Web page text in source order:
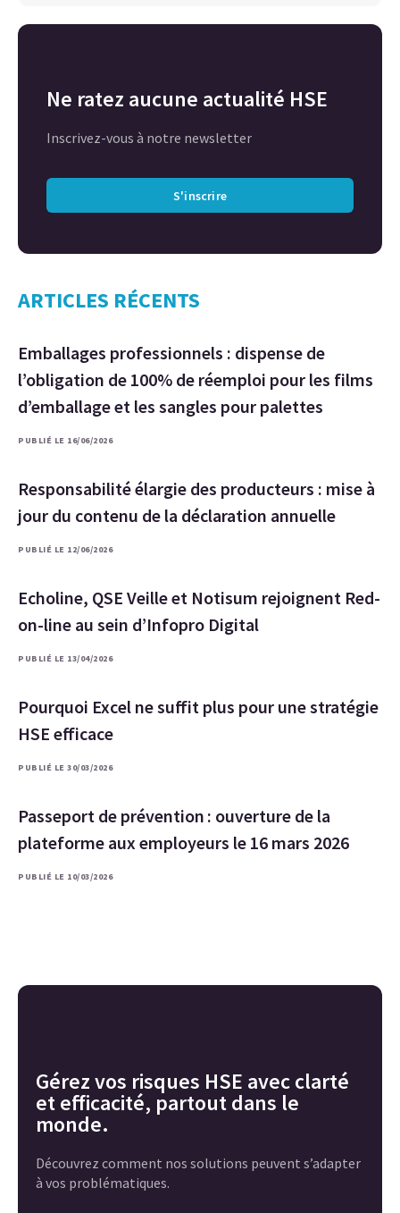
Ne ratez aucune actualité HSE
Inscrivez-vous à notre newsletter
S'inscrire
ARTICLES RÉCENTS
Emballages professionnels : dispense de
l’obligation de 100% de réemploi pour les films
d’emballage et les sangles pour palettes
PUBLIÉ LE 16/06/2026
Responsabilité élargie des producteurs : mise à
jour du contenu de la déclaration annuelle
PUBLIÉ LE 12/06/2026
Echoline, QSE Veille et Notisum rejoignent Red-
on-line au sein d’Infopro Digital
PUBLIÉ LE 13/04/2026
Pourquoi Excel ne suffit plus pour une stratégie
HSE efficace
PUBLIÉ LE 30/03/2026
Passeport de prévention : ouverture de la
plateforme aux employeurs le 16 mars 2026
PUBLIÉ LE 10/03/2026
Gérez vos risques HSE avec clarté
et efficacité, partout dans le
monde.
Découvrez comment nos solutions peuvent s’adapter
à vos problématiques.